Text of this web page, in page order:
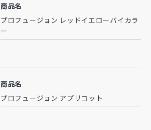
商品名
プロフュージョン レッドイエローバイカラ
ー
商品名
プロフュージョン アプリコット